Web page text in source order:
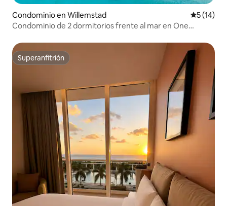
Condominio en Willemstad
5 (14)
Condominio de 2 dormitorios frente al mar en One
Superanfitrión
Superanfitrión